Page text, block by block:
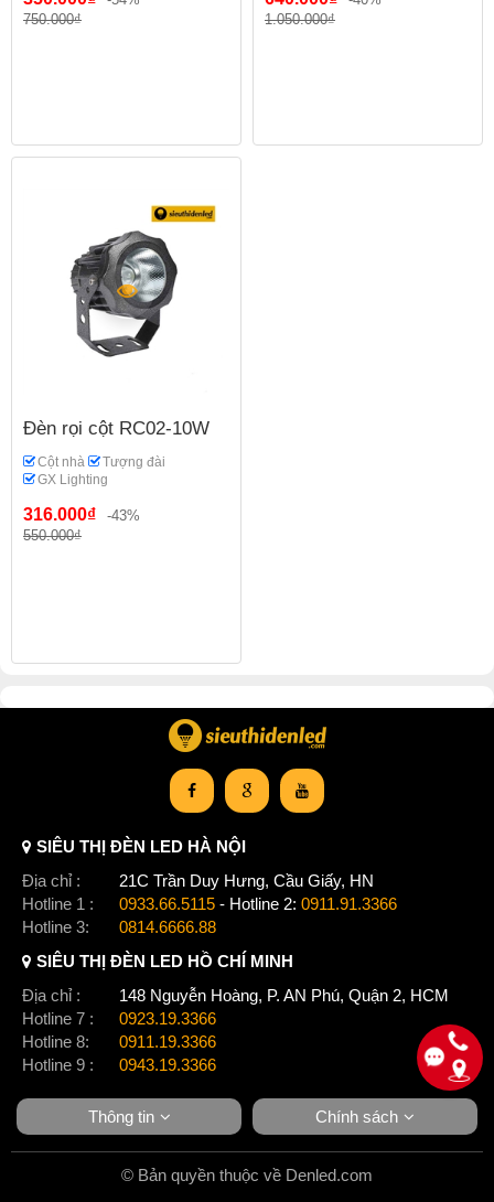
750.000₫
1.050.000₫
Đèn rọi cột RC02-10W
Cột nhà
Tượng đài
GX Lighting
316.000₫
-43%
550.000₫
SIÊU THỊ ĐÈN LED HÀ NỘI
Địa chỉ :
21C Trần Duy Hưng, Cầu Giấy, HN
Hotline 1 :
0933.66.5115 - Hotline 2: 0911.91.3366
Hotline 3:
0814.6666.88
SIÊU THỊ ĐÈN LED HỒ CHÍ MINH
Địa chỉ :
148 Nguyễn Hoàng, P. AN Phú, Quận 2, HCM
Hotline 7 :
0923.19.3366
Hotline 8:
0911.19.3366
Hotline 9 :
0943.19.3366
Thông tin Chính sách
© Bản quyền thuộc về Denled.com